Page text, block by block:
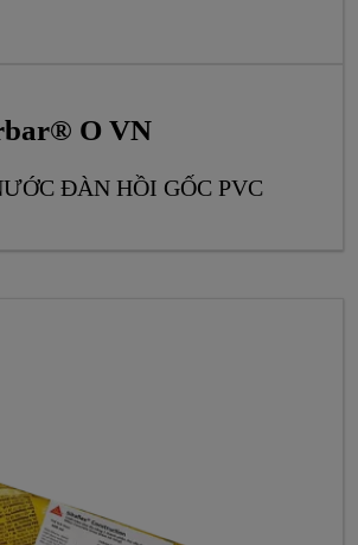
O VN
ĐÀN HỒI GỐC PVC